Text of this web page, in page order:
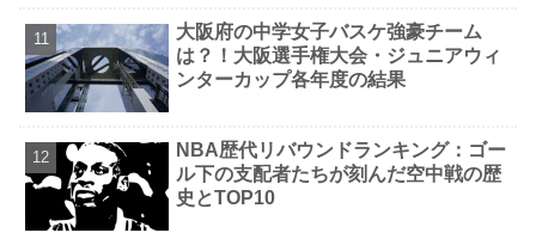
大阪府の中学女子バスケ強豪チーム
は？！大阪選手権大会・ジュニアウィ
ンターカップ各年度の結果
NBA歴代リバウンドランキング：ゴー
ル下の支配者たちが刻んだ空中戦の歴
史とTOP10